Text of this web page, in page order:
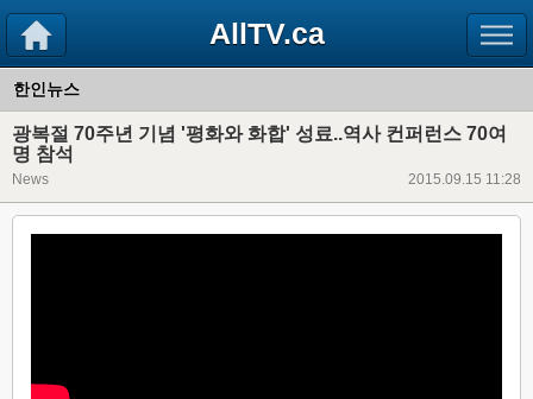
AllTV.ca
한인뉴스
광복절 70주년 기념 '평화와 화합' 성료..역사 컨퍼런스 70여
명 참석
News 2015.09.15 11:28